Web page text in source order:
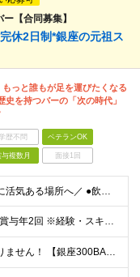
【合同募集】
休2日制*銀座の元祖ス
っと誰もが足を運びたくなる
史を持つバーの「次の時代」
歴不問 ベテランOK
与複数月 面接1回
＼銀座の社交場をさらに活気ある場所へ／ ●飲食業界での店舗運営（店長・副店長等）経験をお持ちの方（業態不問） ●キッチン業務（仕込み等）の経験をお持ちの方 ※売上・経費管理等の数値管理経験がある方を想
月給50万円～60万円＋賞与年2回 ※経験・スキルに応じて給与を決定します ※月給には、固定残業代（月30h分/83,000円以上）を含みます。超過分は別途支給します ※試用期間は6ヶ月。その間は月
★転居を伴う転勤はありません！ 【銀座300BAR5丁目店】 東京都中央区銀座5-9-11 ファゼンダビルB1 【銀座300BAR8丁目店】 東京都中央区銀座8-3-12 GINZA須賀ビルB1